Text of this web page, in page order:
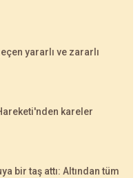
yararlı ve zararlı
kareler
bir taş attı: Altından tüm